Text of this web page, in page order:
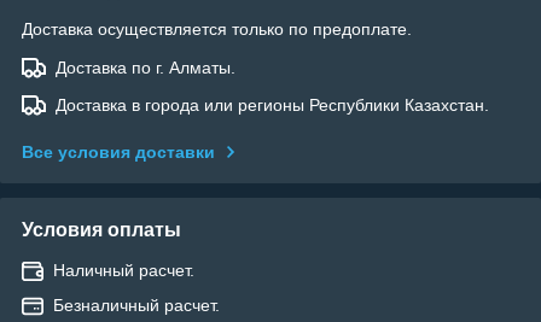
Доставка осуществляется только по предоплате.
Доставка по г. Алматы.
Доставка в города или регионы Республики Казахстан.
Все условия доставки
Условия оплаты
Наличный расчет.
Безналичный расчет.